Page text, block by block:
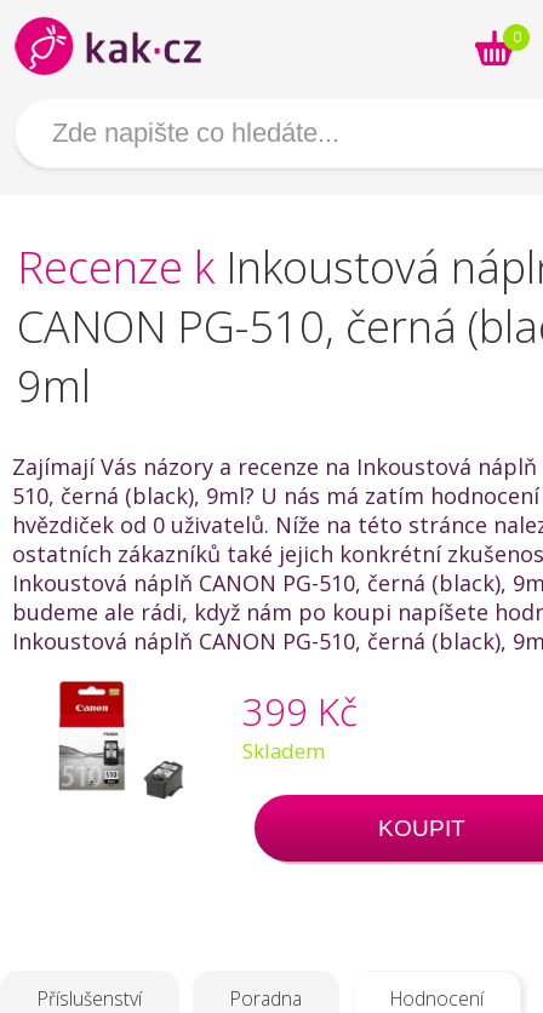
0
Recenze k Inkoustová
CANON PG-510, černá
9ml
Zajímají Vás názory a recenze na Inkoustová náplň
510, černá (black), 9ml? U nás má zatím hodnocení
hvězdiček od 0 uživatelů. Níže na této stránce
ostatních zákazníků také jejich konkrétní
Inkoustová náplň CANON PG-510, černá (black),
budeme ale rádi, když nám po koupi napíšete
Inkoustová náplň CANON PG-510, černá (black),
399 Kč
Skladem
KOUPIT
Příslušenství Poradna Hodnocení